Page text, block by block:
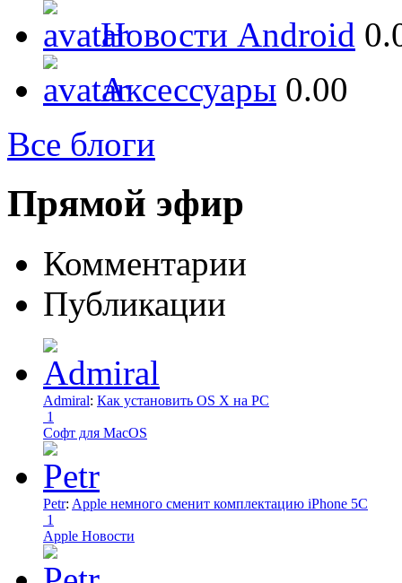
Новости Android
Аксессуары 0.00
Все блоги
Прямой эфир
Комментарии
Публикации
Admiral: Как установить OS X на PC
1
Софт для MacOS
Petr: Apple немного сменит комплектацию iPhone 5C
1
Apple Новости